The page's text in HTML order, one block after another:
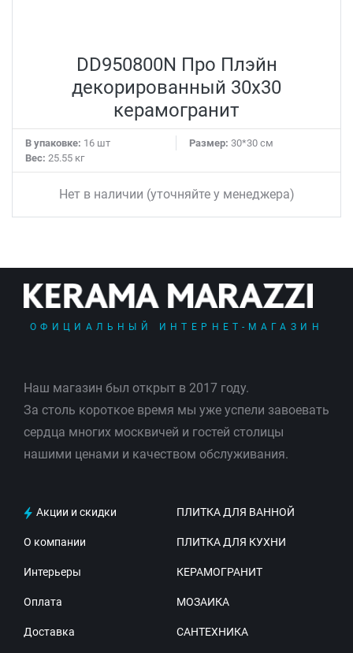
DD950800N Про Плэйн
декорированный 30x30
керамогранит
В упаковке: 16 шт Размер: 30*30 см
Вес: 25.55 кг
Нет в наличии (уточняйте у менеджера)
ОФИЦИАЛЬНЫЙ ИНТЕРНЕТ-МАГАЗИН
Наш магазин был открыт в 2017 году.
За столь короткое время мы уже успели завоевать
сердца многих москвичей и гостей столицы
нашими ценами и качеством обслуживания.
Акции и скидки
О компании
Интерьеры
Оплата
Доставка
ПЛИТКА ДЛЯ ВАННОЙ
ПЛИТКА ДЛЯ КУХНИ
КЕРАМОГРАНИТ
МОЗАИКА
САНТЕХНИКА